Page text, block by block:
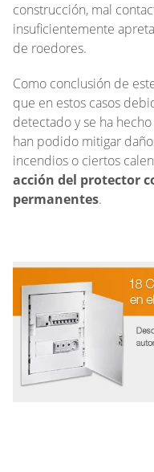
construcción, mal
insuficientemente
de roedores.
Como conclusión de
que en estos casos
detectado y se ha
han podido mitigar
incendios o ciertos
acción del protector
permanentes.